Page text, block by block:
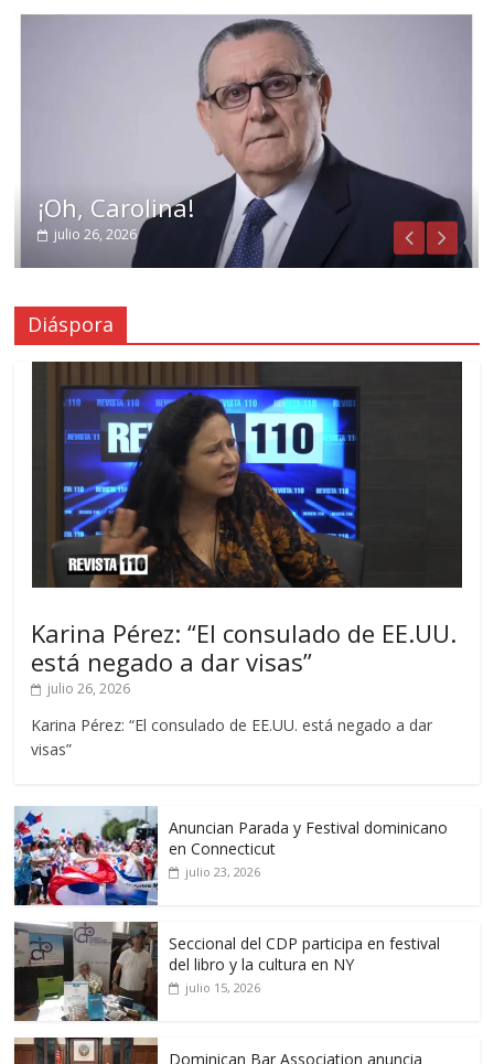
¡Oh, Carolina!
julio 26, 2026
Diáspora
Karina Pérez: “El consulado de EE.UU.
está negado a dar visas”
julio 26, 2026
Karina Pérez: “El consulado de EE.UU. está negado a dar
visas”
Anuncian Parada y Festival dominicano
en Connecticut
julio 23, 2026
Seccional del CDP participa en festival
del libro y la cultura en NY
julio 15, 2026
Dominican Bar Association anuncia